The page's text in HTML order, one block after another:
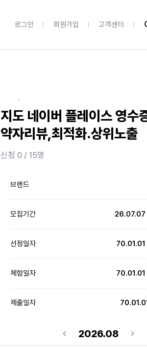
로그인 회원가입 고객센터
·
지도 네이버 플레이스 영수
약자리뷰,최적화.상위노출
신청 0 / 15명
브랜드
모집기간
선정일자
체험일자
제출일자
2026.08